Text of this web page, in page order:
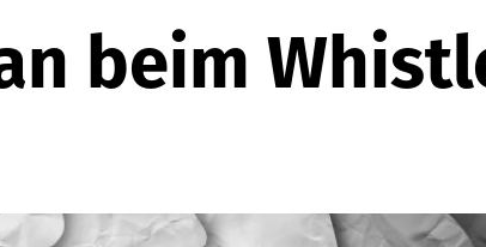
beim